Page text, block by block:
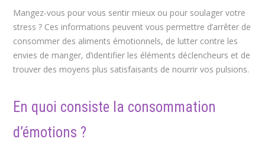
Mangez-vous pour vous sentir mieux ou pour soulager votre
stress ? Ces informations peuvent vous permettre d’arrêter de
consommer des aliments émotionnels, de lutter contre les
envies de manger, d’identifier les éléments déclencheurs et de
trouver des moyens plus satisfaisants de nourrir vos pulsions.
En quoi consiste la consommation
d’émotions ?